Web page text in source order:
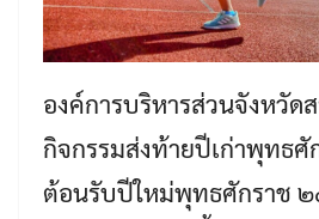
องค์การบริหารส่วนจังหวัด
กิจกรรมส่งท้ายปีเก่าพุทธ
ต้อนรับปีใหม่พุทธศักราช